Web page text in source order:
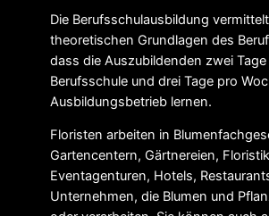
Die Berufsschulausbildung
theoretischen Grundlagen des
dass die Auszubildenden zwei
Berufsschule und drei Tage pro
Ausbildungsbetrieb lernen.
Floristen arbeiten in
Gartencentern, Gärtnereien,
Eventagenturen, Hotels,
Unternehmen, die Blumen und